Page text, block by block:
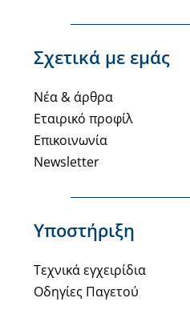
Σχετικά με εμάς
Νέα & άρθρα
Εταιρικό προφίλ
Επικοινωνία
Newsletter
Υποστήριξη
Τεχνικά εγχειρίδια
Οδηγίες Παγετού